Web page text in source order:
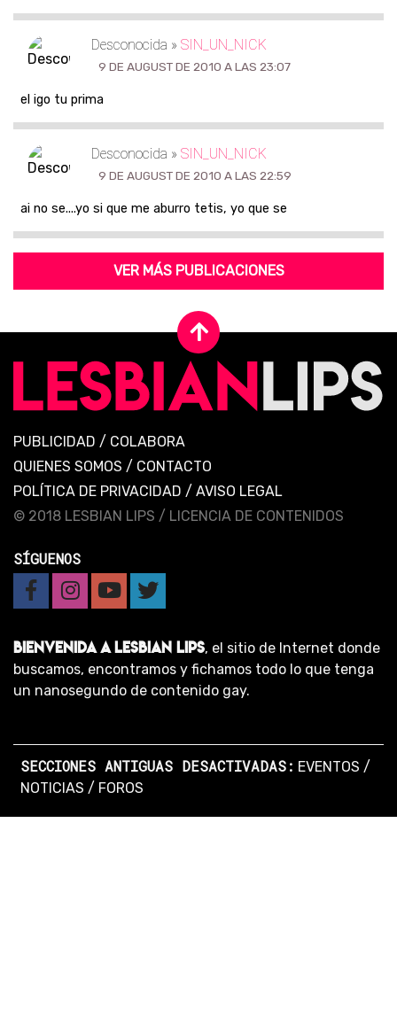
Desconocida » SIN_UN_NICK
9 DE AUGUST DE 2010 A LAS 23:07
el igo tu prima
Desconocida » SIN_UN_NICK
9 DE AUGUST DE 2010 A LAS 22:59
ai no se....yo si que me aburro tetis, yo que se
VER MÁS PUBLICACIONES
PUBLICIDAD / COLABORA
QUIENES SOMOS / CONTACTO
POLÍTICA DE PRIVACIDAD / AVISO LEGAL
© 2018 LESBIAN LIPS / LICENCIA DE CONTENIDOS
SÍGUENOS
BIENVENIDA A LESBIAN LIPS, el sitio de Internet donde
buscamos, encontramos y fichamos todo lo que tenga
un nanosegundo de contenido gay.
SECCIONES ANTIGUAS DESACTIVADAS: EVENTOS /
NOTICIAS / FOROS